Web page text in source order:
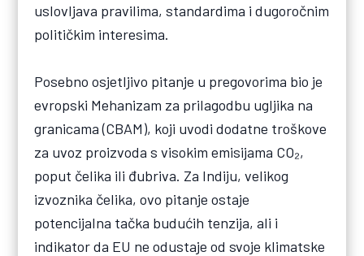
uslovljava pravilima, standardima i dugoročnim
političkim interesima.
Posebno osjetljivo pitanje u pregovorima bio je
evropski Mehanizam za prilagodbu ugljika na
granicama (CBAM), koji uvodi dodatne troškove
za uvoz proizvoda s visokim emisijama CO₂,
poput čelika ili đubriva. Za Indiju, velikog
izvoznika čelika, ovo pitanje ostaje
potencijalna tačka budućih tenzija, ali i
indikator da EU ne odustaje od svoje klimatske